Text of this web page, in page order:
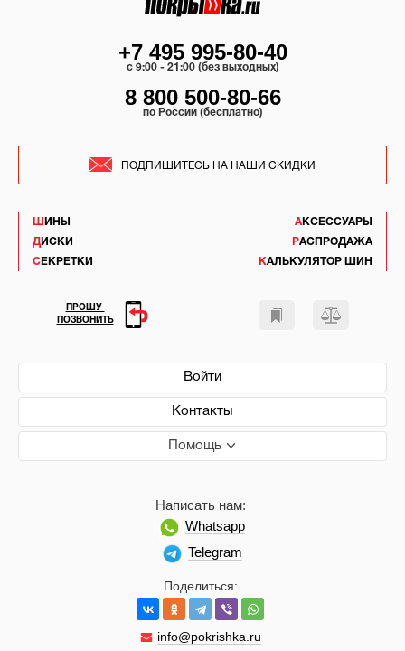
ШИНЫ
ДИСКИ
СЕКРЕТКИ
АКСЕССУАРЫ
РАСПРОДАЖА
КАЛЬКУЛЯТОР ШИН
Войти
Контакты
Помощь
Поделиться:
info@pokrishka.ru
Написать нам:
Whatsapp
Telegram
+7 495 995-80-40
c 9:00 - 21:00 (без выходных)
8 800 500-80-66
по России (бесплатно)
ПОДПИШИТЕСЬ НА НАШИ СКИДКИ
ПРОШУ
ПОЗВОНИТЬ